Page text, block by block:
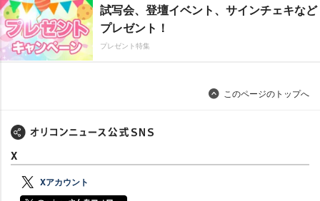
試写会、登壇イベント、サインチェキなど
プレゼント！
プレゼント特集
このページのトップへ
X
Xアカウント